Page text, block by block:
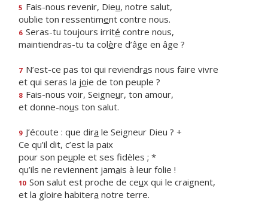
5 Fais-nous revenir, Dieu, notre salut,
oublie ton ressentiment contre nous.
6 Seras-tu toujours irrité contre nous,
maintiendras-tu ta colère d’âge en âge ?
7 N’est-ce pas toi qui reviendras nous faire vivre
et qui seras la joie de ton peuple ?
8 Fais-nous voir, Seigneur, ton amour,
et donne-nous ton salut.
9 J’écoute : que dira le Seigneur Dieu ? +
Ce qu’il dit, c’est la paix
pour son peuple et ses fidèles ; *
qu’ils ne reviennent jamais à leur folie !
10 Son salut est proche de ceux qui le craignent,
et la gloire habitera notre terre.